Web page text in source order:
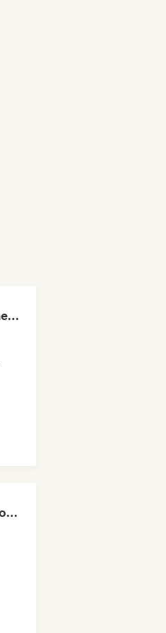
main character aesthetic
Crackling Wood & Cozy Vibes 🔥 Singer-Songwriter, Dream Pop & Bedroom Pop